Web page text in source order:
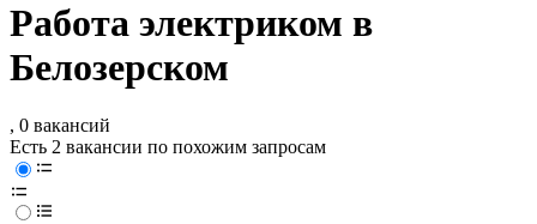
Работа электриком в
Белозерском
, 0 вакансий
Есть 2 вакансии по похожим запросам